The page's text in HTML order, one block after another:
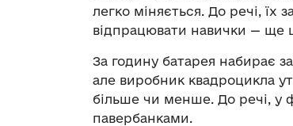
легко міняється. До речі, їх
відпрацювати навички — ще
За годину батарея набирає
але виробник квадроцикла
більше чи менше. До речі, у
павербанками.